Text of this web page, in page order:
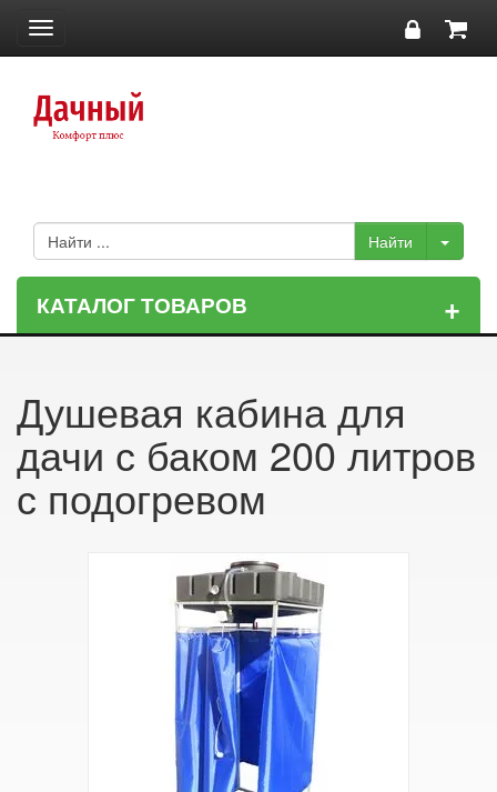
Toggle
navigation
КАТАЛОГ ТОВАРОВ +
Душевая кабина для
дачи с баком 200 литров
с подогревом